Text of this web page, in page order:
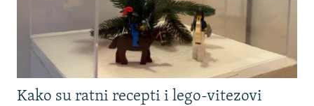
Kako su ratni recepti i lego-vitezovi